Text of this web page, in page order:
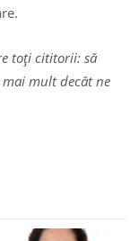
toţi cititorii: să
mai mult decât ne